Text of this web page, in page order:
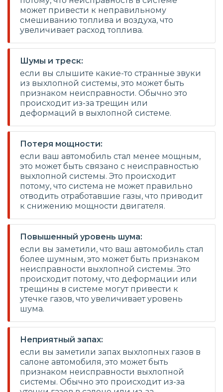
может привести к неправильному
смешиванию топлива и воздуха, что
увеличивает расход топлива.
Шумы и треск:
если вы слышите какие-то странные звуки
из выхлопной системы, это может быть
признаком неисправности. Обычно это
происходит из-за трещин или
деформаций в выхлопной системе.
Потеря мощности:
если ваш автомобиль стал менее мощным,
это может быть связано с неисправностью
выхлопной системы. Это происходит
потому, что система не может правильно
отводить отработавшие газы, что приводит
к снижению мощности двигателя.
Повышенный уровень шума:
если вы заметили, что ваш автомобиль стал
более шумным, это может быть признаком
неисправности выхлопной системы. Это
происходит потому, что деформации или
трещины в системе могут привести к
утечке газов, что увеличивает уровень
шума.
Неприятный запах:
если вы заметили запах выхлопных газов в
салоне автомобиля, это может быть
признаком неисправности выхлопной
системы. Обычно это происходит из-за